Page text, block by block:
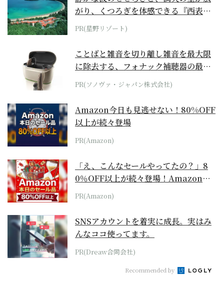
がり、くつろぎを体感できる『西表島
ホテル by...
PR(星野リゾート)
ことばと雑音を切り離し雑音を最大限
に除去する、フォナック補聴器の最上
位モデル
PR(ソノヴァ・ジャパン株式会社)
Amazon今日も見逃せない！80%OFF
以上が続々登場
PR(Amazon)
「え、こんなセールやってたの？」8
0％OFF以上が続々登場！Amazonの
本気が...
PR(Amazon)
SNSアカウントを着実に成長。実はみ
んなココ使ってます。
PR(Dreaw合同会社)
Recommended by